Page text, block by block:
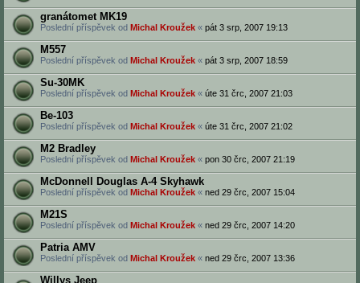
granátomet MK19
Poslední příspěvek od Michal Kroužek « pát 3 srp, 2007 19:13
M557
Poslední příspěvek od Michal Kroužek « pát 3 srp, 2007 18:59
Su-30MK
Poslední příspěvek od Michal Kroužek « úte 31 črc, 2007 21:03
Be-103
Poslední příspěvek od Michal Kroužek « úte 31 črc, 2007 21:02
M2 Bradley
Poslední příspěvek od Michal Kroužek « pon 30 črc, 2007 21:19
McDonnell Douglas A-4 Skyhawk
Poslední příspěvek od Michal Kroužek « ned 29 črc, 2007 15:04
M21S
Poslední příspěvek od Michal Kroužek « ned 29 črc, 2007 14:20
Patria AMV
Poslední příspěvek od Michal Kroužek « ned 29 črc, 2007 13:36
Willys Jeep